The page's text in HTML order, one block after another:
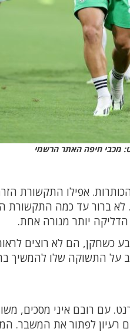
מכבי חיפה האתר הרשמי
אפילו התקשורת
לא ברור עד כמה התקשורת
יותר מנורה אחת.
כשחקן, הם לא רוצים
על התשוקה שלו להמשיך
עם רובם איני מסכים,
לפתור את המשבר.